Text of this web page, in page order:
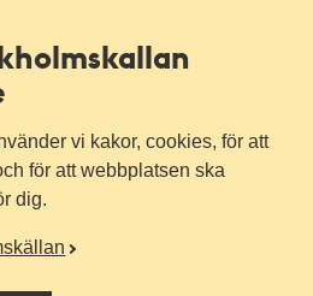
vi kakor, cookies, för att
för att webbplatsen ska
dig.